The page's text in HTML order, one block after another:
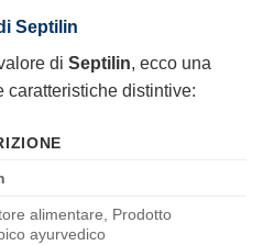
Septilin
di Septilin, ecco una
distintive:
alimentare, Prodotto
ayurvedico